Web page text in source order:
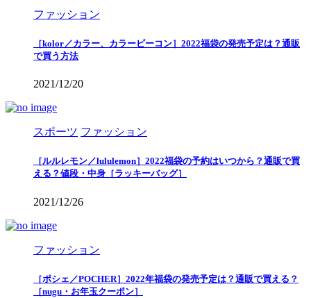
ファッション
［kolor／カラー、カラービーコン］2022福袋の発売予定は？通販
で買う方法
2021/12/20
スポーツ ファッション
［ルルレモン／lululemon］2022福袋の予約はいつから？通販で買
える？値段・中身［ラッキーバッグ］
2021/12/26
ファッション
［ポシェ／POCHER］2022年福袋の発売予定は？通販で買える？
［nugu・お年玉クーポン］